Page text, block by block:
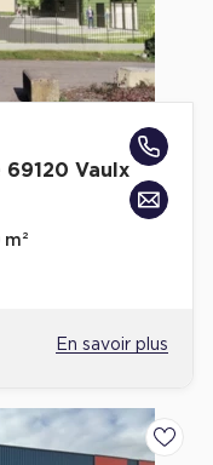
69120 Vaulx
m²
En savoir plus